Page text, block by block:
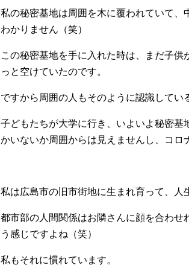
私の秘密基地は周囲を木に覆われていて
わかりません（笑）
この秘密基地を手に入れた時は、まだ子
っと空けていたのです。
ですから周囲の人もそのように認識してい
子どもたちが大学に行き、いよいよ秘密
かいないか周囲からは見えませんし、コ
私は広島市の旧市街地に生まれ育って、
都市部の人間関係はお隣さんに顔を合わ
う感じですよね（笑）
私もそれに慣れています。